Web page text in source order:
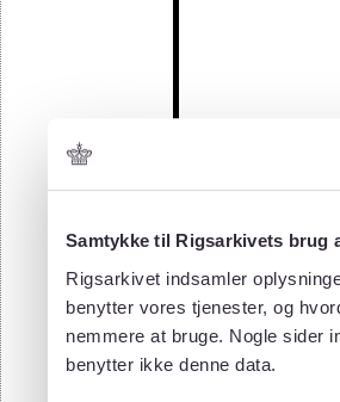
Samtykke til Rigsarkivets brug
Rigsarkivet indsamler
benytter vores tjenester, og
nemmere at bruge. Nogle sider
benytter ikke denne data.